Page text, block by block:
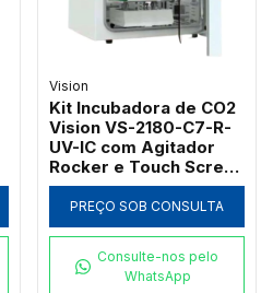
Vision
Kit Incubadora de CO2
Vision VS-2180-C7-R-
UV-IC com Agitador
Rocker e Touch Screen
180L
PREÇO SOB CONSULTA
Consulte-nos pelo
WhatsApp